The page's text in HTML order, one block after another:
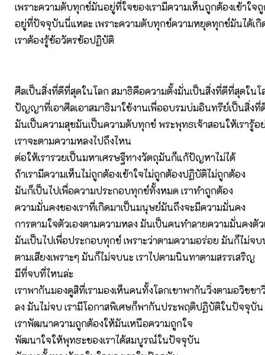
เพราะความดับทุกข์มันอยู่ที่ใจของเรามีความเห็นถูกต้องเข้าใจ
อยู่ที่ปัจจุบันนี่แหละ เพราะความดับทุกข์ความหยุดทุกข์มันได้เกิ
เราต้องรู้ข้อวัตรข้อปฏิบัติ
ศีลเป็นสิ่งที่ดีที่สุดในโลก สมาธิคือความตั้งมั่นเป็นสิ่งที่ดีที่สุดในโ
ปัญญาที่เอาศีลเอาสมาธิมาใช้งานเพื่ออบรมบ่มอินทรีย์เป็นสิ่งที่
มันเป็นความสุขมันเป็นความดับทุกข์ พระพุทธเจ้าสอนให้เรารู้อ
เราจะตามความหลงไปถึงไหน
ต่อให้เรารวยเป็นมหาเศรษฐีทางวัตถุมันก็แก้ปัญหาไม่ได้
ถ้าเรามีความเห็นไม่ถูกต้องเข้าใจไม่ถูกต้องปฏิบัติไม่ถูกต้อง
มันก็เป็นไปเพื่อความประกอบทุกข์ทั้งหมด เราทำถูกต้อง
ความมั่นคงของเราที่เกิดมาเป็นมนุษย์มันถึงจะมีความมั่นคง
การตามใจตัวเองตามความหลง มันเป็นคนทำลายความมั่นคงตัว
มันเป็นไปเพื่อประกอบทุกข์ เพราะว่าตามความอร่อย มันก็ไม่จบ
ตามเสียงเพราะๆ มันก็ไม่จบนะ เราไปตามนินทาตามสรรเสริญ
มีที่จบที่ไหนล่ะ
เราพากันมองดูสิที่เรามองเห็นคนทั้งโลกเขาพากันวิ่งตามอวิชช
ลง มันไม่จบ เรามีโอกาสพิเศษก็พากันประพฤติปฏิบัติในปัจจุบัน
เราพัฒนาความถูกต้องให้มันเหนือความถูกใจ
พัฒนาใจให้พุทธะของเราได้สมบูรณ์ในปัจจุบัน